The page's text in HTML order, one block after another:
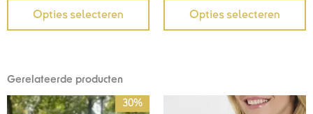
Opties selecteren Opties selecteren
Gerelateerde producten
30%
Prijsklasse: